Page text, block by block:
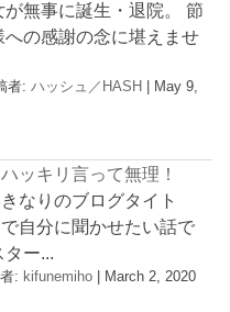
無事に誕生・退院。 節
への感謝の念に堪えませ
者:ハッシュ／HASH
May 9,
ッキリ言って無理！
なりのブログタイト
自分に聞かせたい話で
ー...
: kifunemiho | March 2, 2020